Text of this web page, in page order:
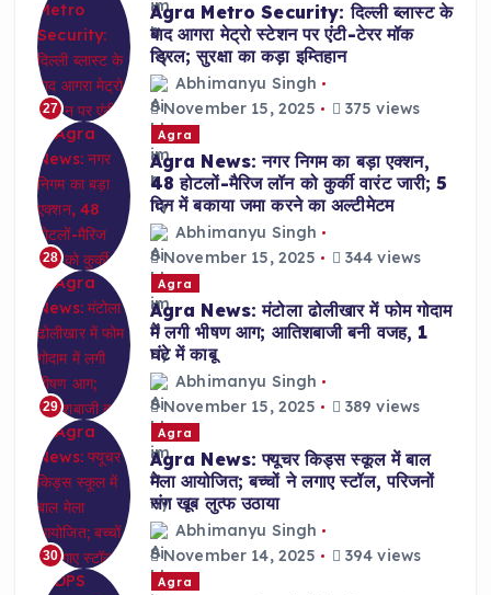
27
Agra Metro Security: दिल्ली ब्लास्ट के
बाद आगरा मेट्रो स्टेशन पर एंटी-टेरर मॉक
ड्रिल; सुरक्षा का कड़ा इम्तिहान
Abhimanyu Singh
November 15, 2025
375 views
28
Agra
Agra News: नगर निगम का बड़ा एक्शन,
48 होटलों-मैरिज लॉन को कुर्की वारंट जारी; 5
दिन में बकाया जमा करने का अल्टीमेटम
Abhimanyu Singh
November 15, 2025
344 views
29
Agra
Agra News: मंटोला ढोलीखार में फोम गोदाम
में लगी भीषण आग; आतिशबाजी बनी वजह, 1
घंटे में काबू
Abhimanyu Singh
November 15, 2025
389 views
30
Agra
Agra News: फ्यूचर किड्स स्कूल में बाल
मेला आयोजित; बच्चों ने लगाए स्टॉल, परिजनों
संग खूब लुत्फ उठाया
Abhimanyu Singh
November 14, 2025
394 views
Agra